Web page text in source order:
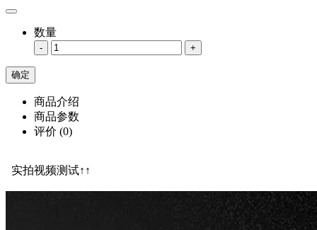
数量
- +
商品介绍
商品参数
评价 (0)
实拍视频测试↑↑